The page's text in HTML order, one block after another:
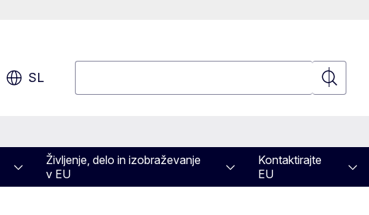
SL
Življenje, delo in izobraževanje
v EU
Kontaktirajte
EU